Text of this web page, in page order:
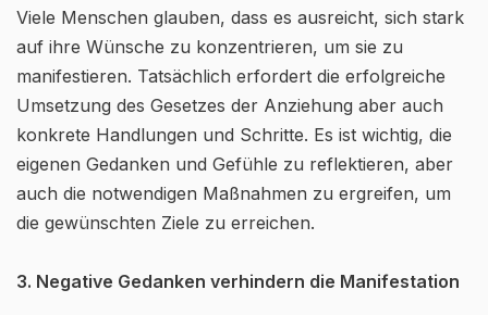
Viele Menschen glauben, dass es ausreicht, sich stark
auf ihre Wünsche zu konzentrieren, um sie zu
manifestieren. Tatsächlich erfordert die erfolgreiche
Umsetzung des Gesetzes der Anziehung aber auch
konkrete Handlungen und Schritte. Es ist wichtig, die
eigenen Gedanken und Gefühle zu reflektieren, aber
auch die notwendigen Maßnahmen zu ergreifen, um
die gewünschten Ziele zu erreichen.
3. Negative Gedanken verhindern die Manifestation